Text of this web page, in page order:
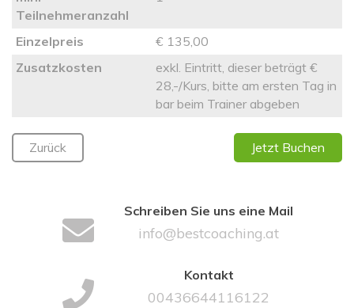
Teilnehmeranzahl
Einzelpreis
€ 135,00
Zusatzkosten
exkl. Eintritt, dieser beträgt €
28,-/Kurs, bitte am ersten Tag in
bar beim Trainer abgeben
Zurück Jetzt Buchen
Schreiben Sie uns eine Mail
info@bestcoaching.at
Kontakt
00436644116122